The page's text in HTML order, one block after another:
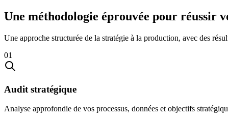
Une méthodologie éprouvée pour réussir
Une approche structurée de la stratégie à la production, avec des
01
Audit stratégique
Analyse approfondie de vos processus, données et objectifs